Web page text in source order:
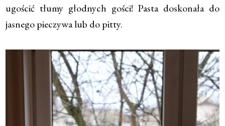
ugościć tłumy głodnych gości! Pasta doskonała do
jasnego pieczywa lub do pitty.